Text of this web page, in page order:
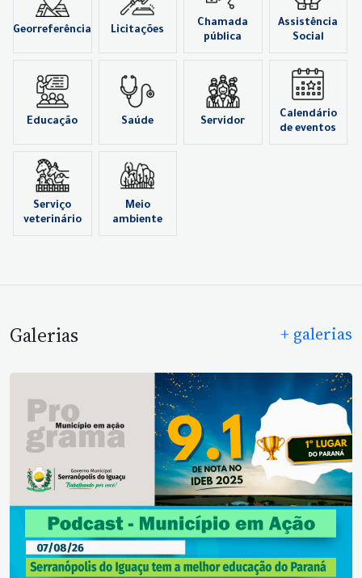
Georreferência Licitações
Chamada
pública
Assistência
Social
Educação Saúde Servidor
Calendário
de eventos
Serviço
veterinário
Meio
ambiente
Galerias + galerias